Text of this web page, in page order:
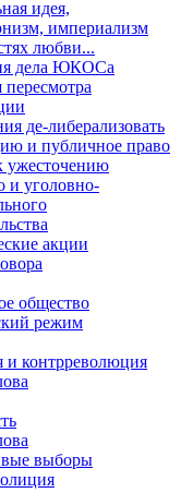
идея,
империализм
любви...
дела ЮКОСа
де-либерализовать
и публичное право
и уголовно-
акции
общество
режим
и контрреволюция
выборы